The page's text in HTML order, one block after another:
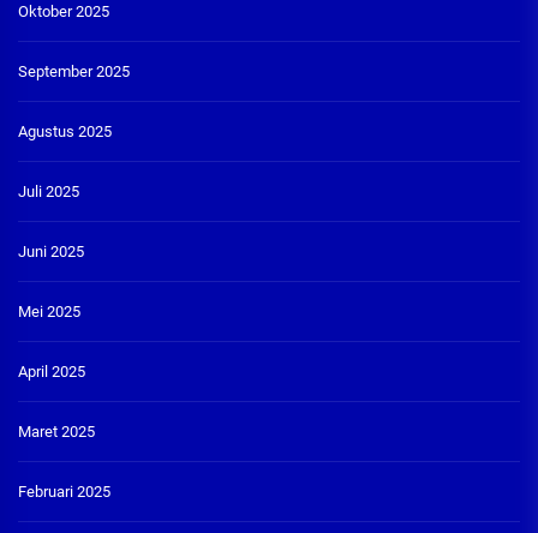
Oktober 2025
September 2025
Agustus 2025
Juli 2025
Juni 2025
Mei 2025
April 2025
Maret 2025
Februari 2025